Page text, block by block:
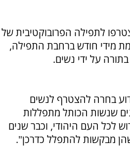
לתפילה הפרובוקטיבית של
מידי חודש ברחבת התפילה,
על ידי נשים.
בחרה להצטרף לנשים
"כבר 24 שנים שנשות הכותל מתפללות
לכל העם היהודי, וכבר שנים
מבקשות להתפלל כדרכן".